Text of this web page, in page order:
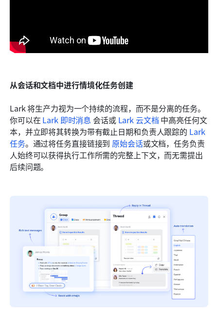
从会话和文档中进行情境化任务创建
Lark 将生产力视为一个持续的流程，而不是分离的任务。
你可以在 Lark 即时消息 会话或 Lark 云文档 中高亮任何文
本，并立即将其转换为带有截止日期和负责人跟踪的 Lark
任务。通过将任务直接链接到 原始会话或文档，任务负责
人始终可以获得执行工作所需的完整上下文，而无需提出
后续问题。